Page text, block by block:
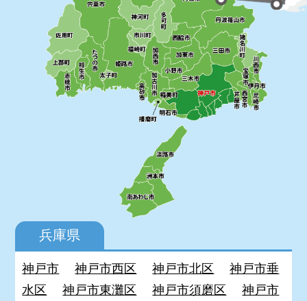
兵庫県
神戸市 神戸市西区 神戸市北区
神戸市垂
水区
神戸市東灘区 神戸市須磨区
神戸市